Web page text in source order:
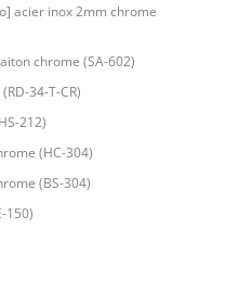
acier inox 2mm chrome
chrome (SA-602)
34-T-CR)
212)
(HC-304)
(BS-304)
150)